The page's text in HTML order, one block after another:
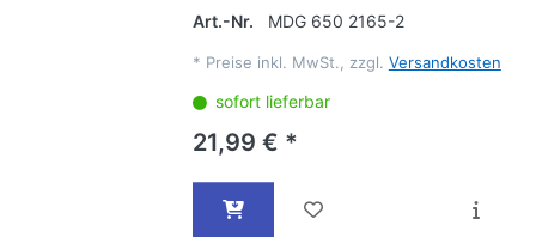
Art.-Nr.
MDG 650 2165-2
* Preise inkl. MwSt., zzgl. Versandkosten
sofort lieferbar
21,99 € *